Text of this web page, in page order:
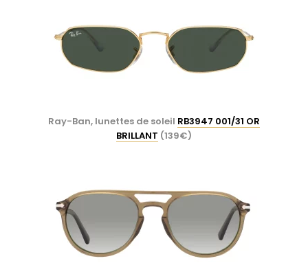
Ray-Ban, lunettes de soleil RB3947 001/31 OR
BRILLANT (139€)